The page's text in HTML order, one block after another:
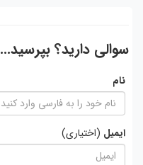
سوالی دارید؟ بپرسید...
نام
ایمیل (اختیاری)